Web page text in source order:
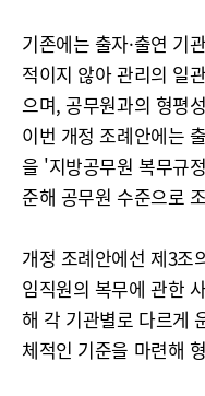
기존에는 출자·출연 기
적이지 않아 관리의 일
으며, 공무원과의 형평
이번 개정 조례안에는
을 '지방공무원 복무규
준해 공무원 수준으로
개정 조례안에선 제3조
임직원의 복무에 관한
해 각 기관별로 다르게
체적인 기준을 마련해